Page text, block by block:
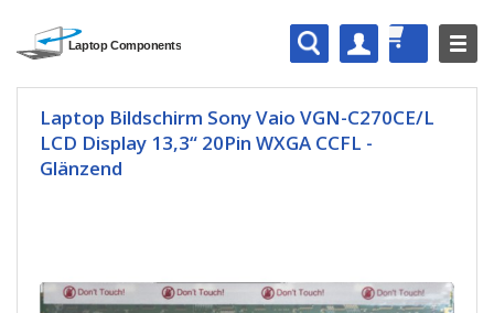
Laptop Bildschirm Sony Vaio VGN-C270CE/L
LCD Display 13,3“ 20Pin WXGA CCFL -
Glänzend